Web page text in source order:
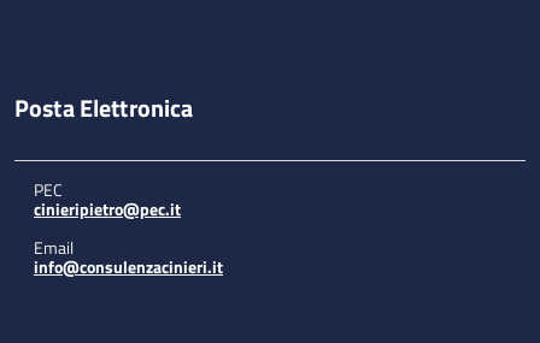
Posta Elettronica
PEC
cinieripietro@pec.it
Email
info@consulenzacinieri.it